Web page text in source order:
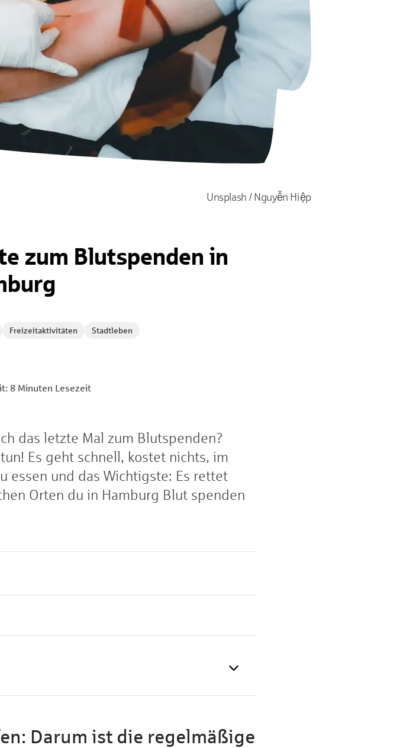
Unsplash / Nguyễn Hiệp
zum Blutspenden in
Freizeitaktivitäten Stadtleben
8 Minuten Lesezeit
das letzte Mal zum Blutspenden?
Es geht schnell, kostet nichts, im
essen und das Wichtigste: Es rettet
Orten du in Hamburg Blut spenden
Darum ist die regelmäßige